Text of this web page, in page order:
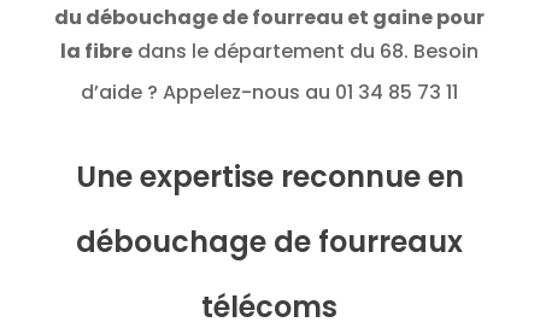
du débouchage de fourreau et gaine pour
la fibre dans le département du 68. Besoin
d’aide ? Appelez-nous au 01 34 85 73 11
Une expertise reconnue en
débouchage de fourreaux
télécoms